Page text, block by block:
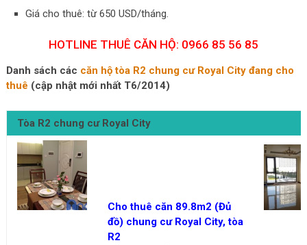
Giá cho thuê: từ 650 USD/tháng.
HOTLINE THUÊ CĂN HỘ: 0966 85 56 85
Danh sách các căn hộ tòa R2 chung cư Royal City đang cho
thuê (cập nhật mới nhất T6/2014)
Tòa R2 chung cư Royal City
Cho thuê căn 89.8m2 (Đủ
đồ) chung cư Royal City, tòa
R2